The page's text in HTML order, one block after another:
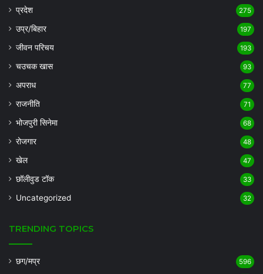
प्रदेश 275
उप्र/बिहार 197
जीवन परिचय 193
चउचक खास 93
अपराध 77
राजनीति 71
भोजपुरी सिनेमा 68
रोजगार 48
खेल 47
छॉलीवुड टॉक 33
Uncategorized 32
TRENDING TOPICS
छग/मप्र 596